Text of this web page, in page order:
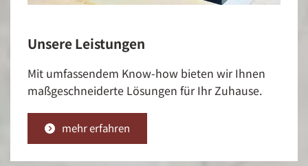
Unsere Leistungen
Mit umfassendem Know-how bieten wir Ihnen
maßgeschneiderte Lösungen für Ihr Zuhause.
mehr erfahren